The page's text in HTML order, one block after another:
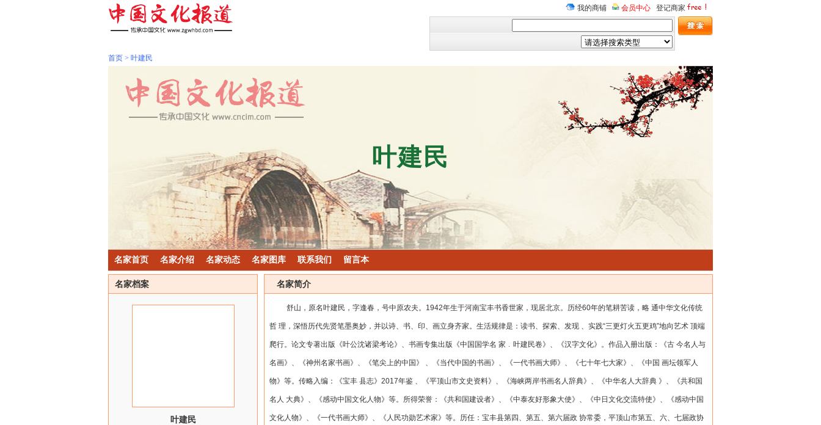
我的商铺 会员中心 登记商家
首页 > 叶建民
叶建民
名家首页 名家介绍 名家动态 名家图库 联系我们 留言本
名家档案
叶建民
名家简介
舒山，原名叶建民，字逢春，号中原农夫。1942年生于河南宝丰书香世家，现居北京。历经60年的笔耕苦读，略 通中华文化传统
哲 理，深悟历代先贤笔墨奥妙，并以诗、书、印、画立身齐家。生活规律是：读书、探索、发现 、实践“三更灯火五更鸡”地向艺术 顶端
爬行。论文专著出版《叶公沈诸梁考论》、书画专集出版《中国国学名 家﹒叶建民卷》、《汉字文化》。作品入册出版：《古 今名人与
名画》、《神州名家书画》、《笔尖上的中国》 、《当代中国的书画》、《一代书画大师》、《七十年七大家》、《中国 画坛领军人
物》等。传略入编：《宝丰 县志》2017年鉴 、《平顶山市文史资料》、《海峡两岸书画名人辞典》、《中华名人大辞典 》、《共和国
名人 大典》、《感动中国文化人物》等。所得荣誉：《共和国建设者》、《中泰友好形象大使》、《中日文化交流特使》、《感动中国
文化人物》、《一代书画大师》、《人民功勋艺术家》等。历任：宝丰县第四、第五、第六届政 协常委，平顶山市第五、六、七届政协